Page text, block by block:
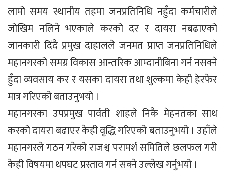
लामो समय स्थानीय तहमा जनप्रतिनिधि नहुँदा कर्मचारीले
जोखिम नलिने भएकाले करको दर र दायरा नबढाएको
जानकारी दिंदै प्रमुख दाहालले जनमत प्राप्त जनप्रतिनिधिले
महानगरको समग्र विकास आन्तरिक आम्दानीबिना गर्न नसक्ने
हुँदा व्यवसाय कर र यसका दायरा तथा शुल्कमा केही हेरफेर
मात्र गरिएको बताउनुभयो ।
महानगरका उपप्रमुख पार्वती शाहले निकै मेहनतका साथ
करको दायरा बढाएर केही वृद्धि गरिएको बताउनुभयो । उहाँले
महानगरले गठन गरेको राजश्व परामर्श समितिले छलफल गरी
केही विषयमा थपघट प्रस्ताव गर्न सक्ने उल्लेख गर्नुभयो ।